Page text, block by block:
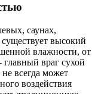
саунах,
высокий
влажности, от
главный враг сухой
всегда может
воздействия